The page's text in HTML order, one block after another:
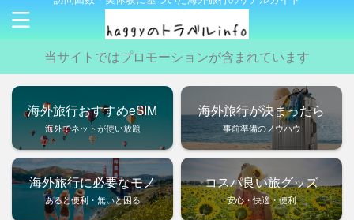
当サイトではプロモーションが含まれています
海外旅行おすすめeSIM
海外でネットが使い放題
海外旅行が決まったら
事前準備のノウハウ
海外旅行に必要なモノ
あると便利・無いと困る
コスパ良い旅グッズ
安心・快適・便利